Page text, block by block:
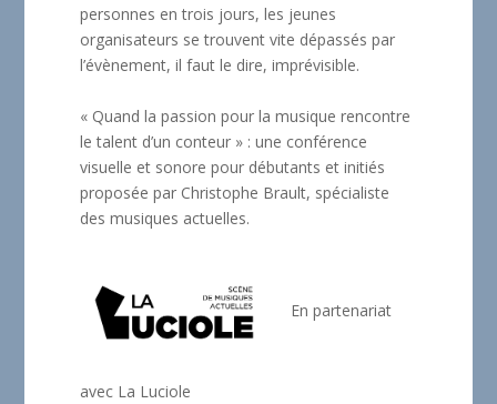
personnes en trois jours, les jeunes
organisateurs se trouvent vite dépassés par
l’évènement, il faut le dire, imprévisible.
« Quand la passion pour la musique rencontre
le talent d’un conteur » : une conférence
visuelle et sonore pour débutants et initiés
proposée par Christophe Brault, spécialiste
des musiques actuelles.
En partenariat
avec La Luciole